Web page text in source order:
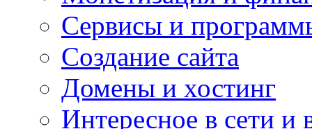
Сервисы и
Создание сайта
Домены и хостинг
Интересное в сети и